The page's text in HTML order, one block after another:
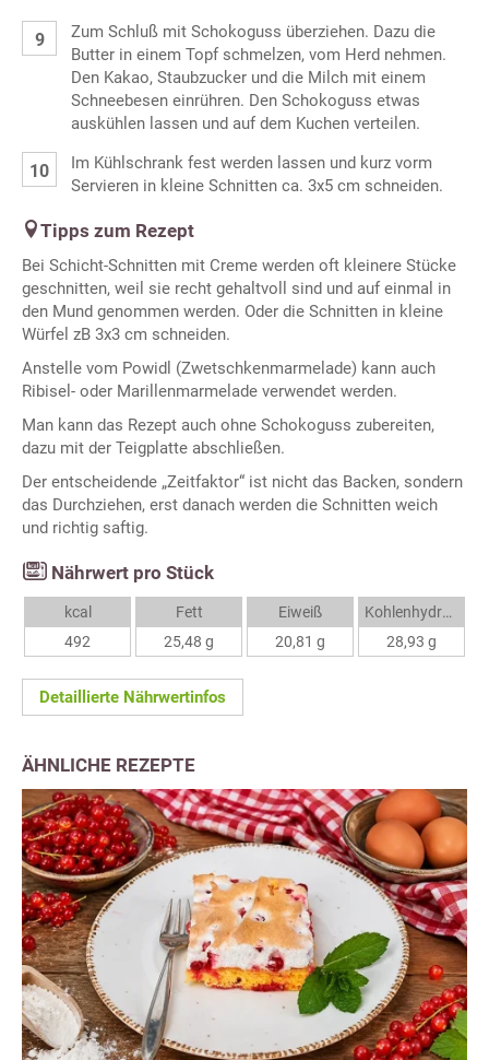
Zum Schluß mit Schokoguss überziehen. Dazu die
Butter in einem Topf schmelzen, vom Herd nehmen.
Den Kakao, Staubzucker und die Milch mit einem
Schneebesen einrühren. Den Schokoguss etwas
auskühlen lassen und auf dem Kuchen verteilen.
Im Kühlschrank fest werden lassen und kurz vorm
Servieren in kleine Schnitten ca. 3x5 cm schneiden.
Tipps zum Rezept
Bei Schicht-Schnitten mit Creme werden oft kleinere Stücke
geschnitten, weil sie recht gehaltvoll sind und auf einmal in
den Mund genommen werden. Oder die Schnitten in kleine
Würfel zB 3x3 cm schneiden.
Anstelle vom Powidl (Zwetschkenmarmelade) kann auch
Ribisel- oder Marillenmarmelade verwendet werden.
Man kann das Rezept auch ohne Schokoguss zubereiten,
dazu mit der Teigplatte abschließen.
Der entscheidende „Zeitfaktor“ ist nicht das Backen, sondern
das Durchziehen, erst danach werden die Schnitten weich
und richtig saftig.
Nährwert pro Stück
kcal
492
Fett
25,48 g
Eiweiß
20,81 g
Kohlenhydrate
28,93 g
Detaillierte Nährwertinfos
ÄHNLICHE REZEPTE